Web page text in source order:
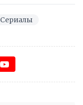
Сериалы